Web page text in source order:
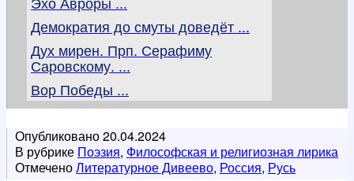
Демократия до смуты доведёт ...
Дух мирен. Прп. Серафиму
Саровскому. ...
Вор Победы ...
Опубликовано20.04.2024
В рубрике Поэзия, Философская и религиозная лирика
ОтмеченоЛитературное Дивеево, Россия, Русь